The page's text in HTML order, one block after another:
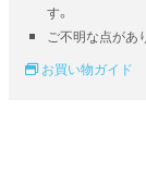
す。
ご不明な点があ
お買い物ガイド